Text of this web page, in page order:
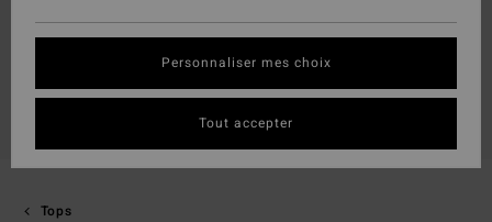
Tops
Personnaliser mes choix
Tout accepter